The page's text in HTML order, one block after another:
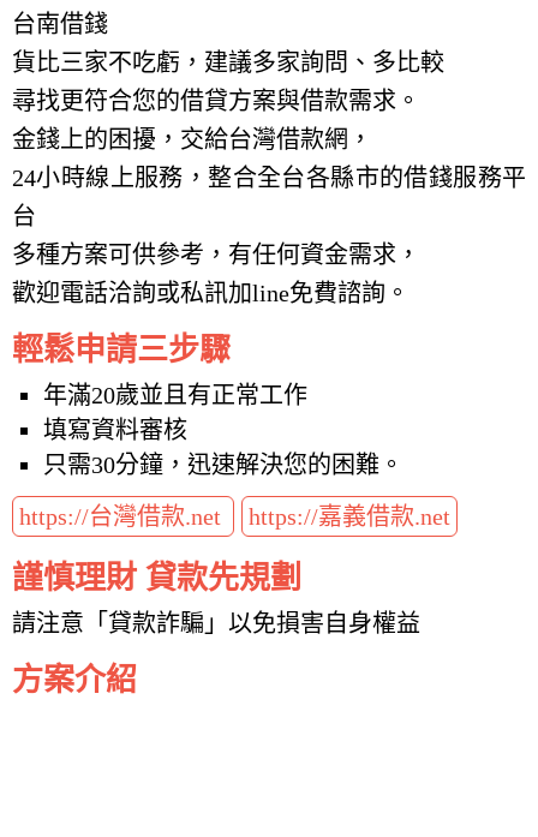
台南借錢
貨比三家不吃虧，建議多家詢問、多比較
尋找更符合您的借貸方案與借款需求。
金錢上的困擾，交給台灣借款網，
24小時線上服務，整合全台各縣市的借錢服務平
台
多種方案可供參考，有任何資金需求，
歡迎電話洽詢或私訊加line免費諮詢。
輕鬆申請三步驟
年滿20歲並且有正常工作
填寫資料審核
只需30分鐘，迅速解決您的困難。
https://台灣借款.net
https://嘉義借款.net
謹慎理財 貸款先規劃
請注意「貸款詐騙」以免損害自身權益
方案介紹